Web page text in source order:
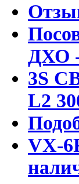
ДХО -
3S
L2
VX-